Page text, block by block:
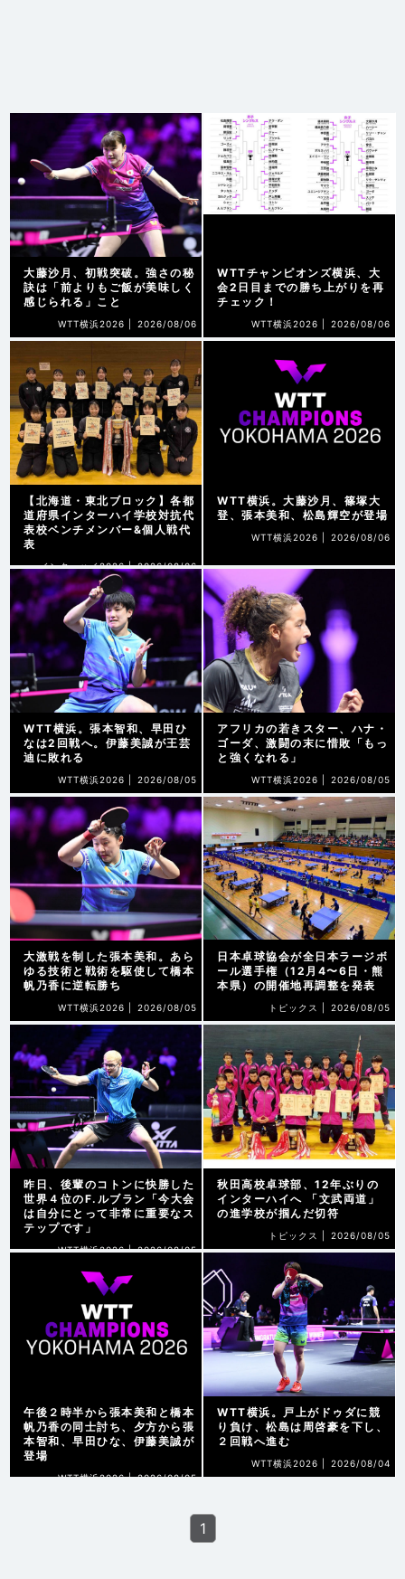
大藤沙月、初戦突破。強さの秘
訣は「前よりもご飯が美味しく
感じられる」こと
WTT横浜2026 | 2026/08/06
WTTチャンピオンズ横浜、大
会2日目までの勝ち上がりを再
チェック！
WTT横浜2026 | 2026/08/06
【北海道・東北ブロック】各都
道府県インターハイ学校対抗代
表校ベンチメンバー&個人戦代
表
インターハイ2026 | 2026/08/06
WTT横浜。大藤沙月、篠塚大
登、張本美和、松島輝空が登場
WTT横浜2026 | 2026/08/06
WTT横浜。張本智和、早田ひ
なは2回戦へ。伊藤美誠が王芸
迪に敗れる
WTT横浜2026 | 2026/08/05
アフリカの若きスター、ハナ・
ゴーダ、激闘の末に惜敗「もっ
と強くなれる」
WTT横浜2026 | 2026/08/05
大激戦を制した張本美和。あら
ゆる技術と戦術を駆使して橋本
帆乃香に逆転勝ち
WTT横浜2026 | 2026/08/05
日本卓球協会が全日本ラージボ
ール選手権（12月4〜6日・熊
本県）の開催地再調整を発表
トピックス | 2026/08/05
昨日、後輩のコトンに快勝した
世界４位のF.ルブラン「今大会
は自分にとって非常に重要なス
テップです」
WTT横浜2026 | 2026/08/05
秋田高校卓球部、12年ぶりの
インターハイへ 「文武両道」
の進学校が掴んだ切符
トピックス | 2026/08/05
午後２時半から張本美和と橋本
帆乃香の同士討ち、夕方から張
本智和、早田ひな、伊藤美誠が
登場
WTT横浜2026 | 2026/08/05
WTT横浜。戸上がドゥダに競
り負け、松島は周啓豪を下し、
２回戦へ進む
WTT横浜2026 | 2026/08/04
1